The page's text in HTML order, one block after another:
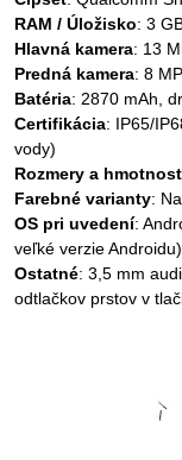
RAM / Úložisko: 3
Hlavná kamera: 13
Predná kamera: 8 MP
Batéria: 2870 mAh,
Certifikácia: IP65/
vody)
Rozmery a
Farebné varianty:
OS pri uvedení:
veľké verzie Androidu)
Ostatné: 3,5 mm
odtlačkov prstov v